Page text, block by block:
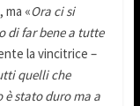
ma «Ora ci si
di far bene a tutte
la vincitrice –
quelli che
è stato duro ma a